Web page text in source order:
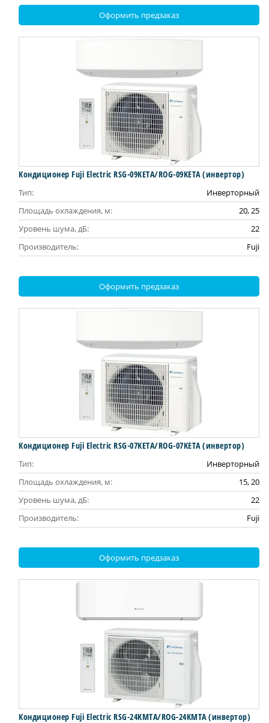
Оформить предзаказ
Кондиционер Fuji Electric RSG-09KETA/ROG-09KETA (инвертор)
Тип:
Инверторный
Площадь охлаждения, м:
20, 25
Уровень шума, дБ:
22
Производитель:
Fuji
Оформить предзаказ
Кондиционер Fuji Electric RSG-07KETA/ROG-07KETA (инвертор)
Тип:
Инверторный
Площадь охлаждения, м:
15, 20
Уровень шума, дБ:
22
Производитель:
Fuji
Оформить предзаказ
Кондиционер Fuji Electric RSG-24KMTA/ROG-24KMTA (инвертор)